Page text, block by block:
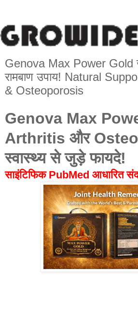
Genova Max Power Gold
रामबाण उपाय! Natural
& Osteoporosis
Genova Max
Arthritis और
स्वास्थ्य से जुड़े फायदे!
साइंटिफिक PubMed आधारित